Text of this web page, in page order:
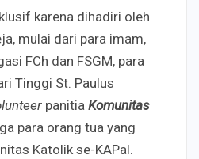
karena dihadiri oleh
mulai dari para imam,
FCh dan FSGM, para
Tinggi St. Paulus
panitia Komunitas
para orang tua yang
Katolik se-KAPal.